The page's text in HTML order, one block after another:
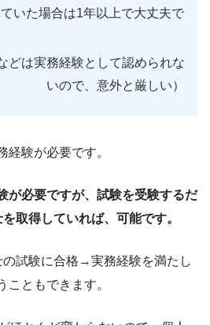
いた場合は1年以上で大丈夫で
どは実務経験として認められな
いので、意外と厳しい）
経験が必要です。
が必要ですが、試験を受験するだ
取得していれば、可能です。
の試験に合格→実務経験を満たし
こともできます。